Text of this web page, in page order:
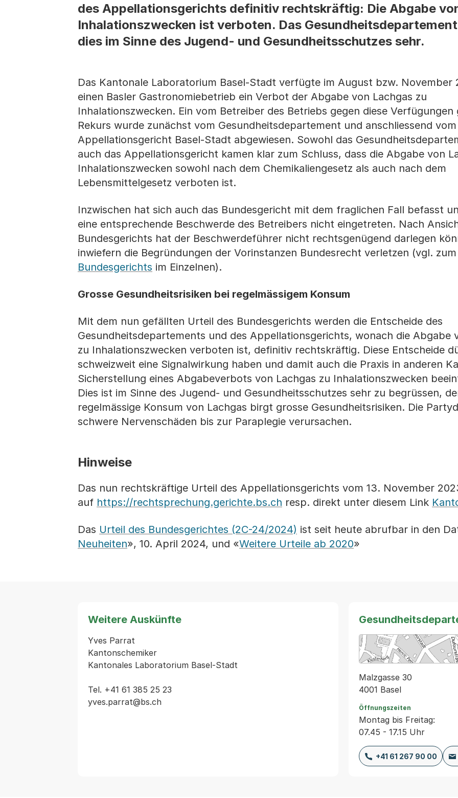
des Appellationsgerichts definitiv rechtskräftig: Die Abgabe
Inhalationszwecken ist verboten. Das
dies im Sinne des Jugend- und Gesundheitsschutzes sehr.
Das Kantonale Laboratorium Basel-Stadt verfügte im August bzw. November
einen Basler Gastronomiebetrieb ein Verbot der Abgabe von Lachgas zu
Inhalationszwecken. Ein vom Betreiber des Betriebs gegen diese
Rekurs wurde zunächst vom Gesundheitsdepartement und anschliessend vom
Appellationsgericht Basel-Stadt abgewiesen. Sowohl das
auch das Appellationsgericht kamen klar zum Schluss, dass die Abgabe von
Inhalationszwecken sowohl nach dem Chemikaliengesetz als auch nach dem
Lebensmittelgesetz verboten ist.
Inzwischen hat sich auch das Bundesgericht mit dem fraglichen Fall befasst
eine entsprechende Beschwerde des Betreibers nicht eingetreten. Nach
Bundesgerichts hat der Beschwerdeführer nicht rechtsgenügend darlegen
inwiefern die Begründungen der Vorinstanzen Bundesrecht verletzen (vgl. zum
Bundesgerichts im Einzelnen).
Grosse Gesundheitsrisiken bei regelmässigem Konsum
Mit dem nun gefällten Urteil des Bundesgerichts werden die Entscheide des
Gesundheitsdepartements und des Appellationsgerichts, wonach die Abgabe
zu Inhalationszwecken verboten ist, definitiv rechtskräftig. Diese Entscheide
schweizweit eine Signalwirkung haben und damit auch die Praxis in anderen
Sicherstellung eines Abgabeverbots von Lachgas zu Inhalationszwecken
Dies ist im Sinne des Jugend- und Gesundheitsschutzes sehr zu begrüssen,
regelmässige Konsum von Lachgas birgt grosse Gesundheitsrisiken. Die
schwere Nervenschäden bis zur Paraplegie verursachen.
Hinweise
Das nun rechtskräftige Urteil des Appellationsgerichts vom 13. November
auf https://rechtsprechung.gerichte.bs.ch resp. direkt unter diesem Link
Das Urteil des Bundesgerichtes (2C-24/2024) ist seit heute abrufbar in den
Neuheiten», 10. April 2024, und «Weitere Urteile ab 2020»
Weitere Auskünfte
Yves Parrat
Kantonschemiker
Kantonales Laboratorium Basel-Stadt
Tel. +41 61 385 25 23
Malzgasse 30
4001 Basel
Öffnungszeiten
Montag bis Freitag:
07.45 - 17.15 Uhr
+41 61 267 90 00